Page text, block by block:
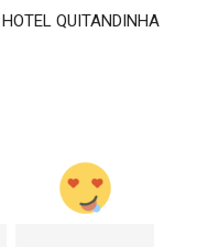
QUITANDINHA